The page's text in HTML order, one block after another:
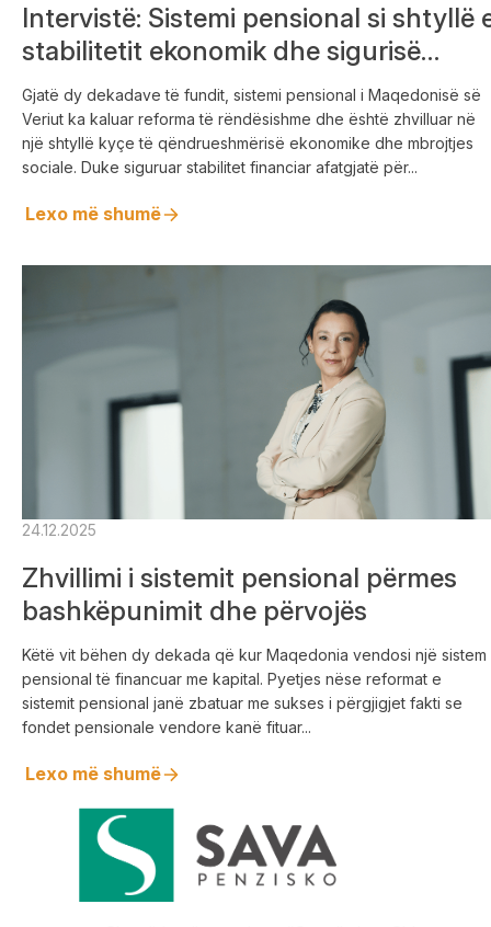
Intervistë: Sistemi pensional si shtyllë
stabilitetit ekonomik dhe sigurisë
sociale
Gjatë dy dekadave të fundit, sistemi pensional i Maqedonisë së
Veriut ka kaluar reforma të rëndësishme dhe është zhvilluar në
një shtyllë kyçe të qëndrueshmërisë ekonomike dhe mbrojtjes
sociale. Duke siguruar stabilitet financiar afatgjatë për...
Lexo më shumë
24.12.2025
Zhvillimi i sistemit pensional përmes
bashkëpunimit dhe përvojës
Këtë vit bëhen dy dekada që kur Maqedonia vendosi një sistem
pensional të financuar me kapital. Pyetjes nëse reformat e
sistemit pensional janë zbatuar me sukses i përgjigjet fakti se
fondet pensionale vendore kanë fituar...
Lexo më shumë